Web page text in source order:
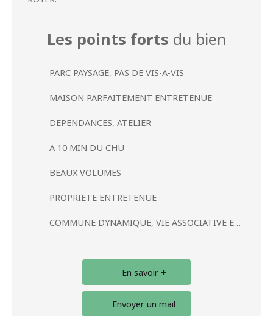
Les points forts du bien
PARC PAYSAGE, PAS DE VIS-A-VIS
MAISON PARFAITEMENT ENTRETENUE
DEPENDANCES, ATELIER
A 10 MIN DU CHU
BEAUX VOLUMES
PROPRIETE ENTRETENUE
COMMUNE DYNAMIQUE, VIE ASSOCIATIVE ET CULTURELLE
En savoir +
Envoyer un mail